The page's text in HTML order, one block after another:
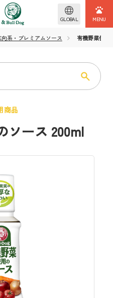
GLOBAL
系・プレミアムソース 有機野菜使用
商品
ソース 200ml